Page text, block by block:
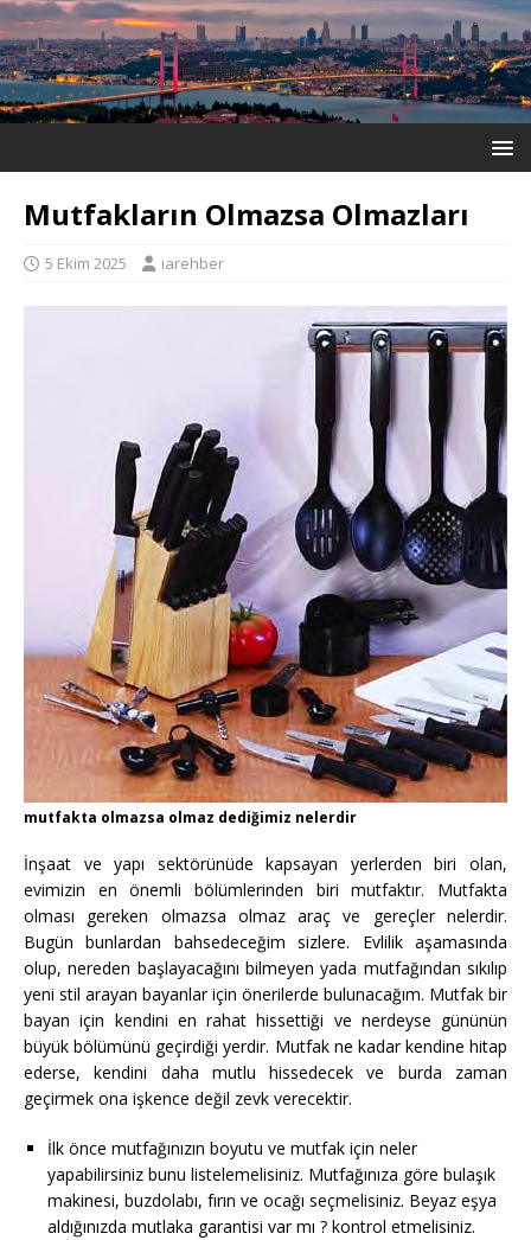
Mutfakların Olmazsa Olmazları
5 Ekim 2025 iarehber
mutfakta olmazsa olmaz dediğimiz nelerdir
İnşaat ve yapı sektörünüde kapsayan yerlerden biri olan,
evimizin en önemli bölümlerinden biri mutfaktır. Mutfakta
olması gereken olmazsa olmaz araç ve gereçler nelerdir.
Bugün bunlardan bahsedeceğim sizlere. Evlilik aşamasında
olup, nereden başlayacağını bilmeyen yada mutfağından sıkılıp
yeni stil arayan bayanlar için önerilerde bulunacağım. Mutfak bir
bayan için kendini en rahat hissettiği ve nerdeyse gününün
büyük bölümünü geçirdiği yerdir. Mutfak ne kadar kendine hitap
ederse, kendini daha mutlu hissedecek ve burda zaman
geçirmek ona işkence değil zevk verecektir.
İlk önce mutfağınızın boyutu ve mutfak için neler
yapabilirsiniz bunu listelemelisiniz. Mutfağınıza göre bulaşık
makinesi, buzdolabı, fırın ve ocağı seçmelisiniz. Beyaz eşya
aldığınızda mutlaka garantisi var mı ? kontrol etmelisiniz.